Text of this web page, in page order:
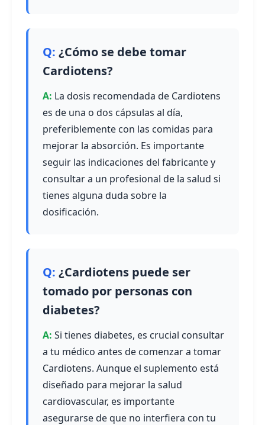
¿Cómo se debe tomar
Cardiotens?
La dosis recomendada de Cardiotens
es de una o dos cápsulas al día,
preferiblemente con las comidas para
mejorar la absorción. Es importante
seguir las indicaciones del fabricante y
consultar a un profesional de la salud si
tienes alguna duda sobre la
dosificación.
¿Cardiotens puede ser
tomado por personas con
diabetes?
Si tienes diabetes, es crucial consultar
a tu médico antes de comenzar a tomar
Cardiotens. Aunque el suplemento está
diseñado para mejorar la salud
cardiovascular, es importante
asegurarse de que no interfiera con tu